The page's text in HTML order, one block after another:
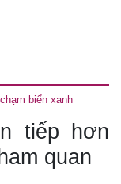
biển xanh
tiếp hơn
quan